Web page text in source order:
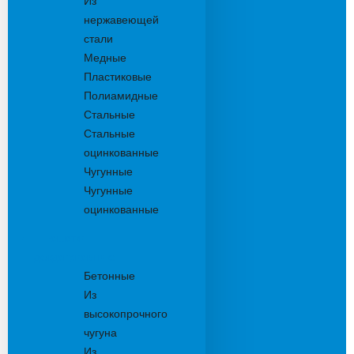
нержавеющей
стали
Медные
Пластиковые
Полиамидные
Стальные
Стальные
оцинкованные
Чугунные
Чугунные
оцинкованные
Бетонные
Из
высокопрочного
чугуна